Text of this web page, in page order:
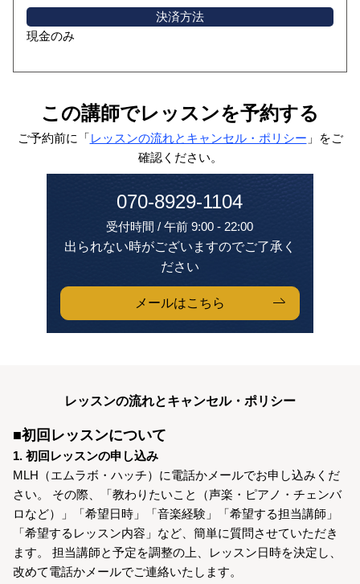
決済方法
現金のみ
この講師でレッスンを予約する
ご予約前に「レッスンの流れとキャンセル・ポリシー 」をご
確認ください。
070-8929-1104
受付時間 / 午前 9:00 - 22:00
出られない時がございますのでご了承く
ださい
メールはこちら
レッスンの流れとキャンセル・ポリシー
■初回レッスンについて
1. 初回レッスンの申し込み
MLH（エムラボ・ハッチ）に電話かメールでお申し込みくだ
さい。 その際、「教わりたいこと（声楽・ピアノ・チェンバ
ロなど）」「希望日時」「音楽経験」「希望する担当講師」
「希望するレッスン内容」など、簡単に質問させていただき
ます。 担当講師と予定を調整の上、レッスン日時を決定し、
改めて電話かメールでご連絡いたします。